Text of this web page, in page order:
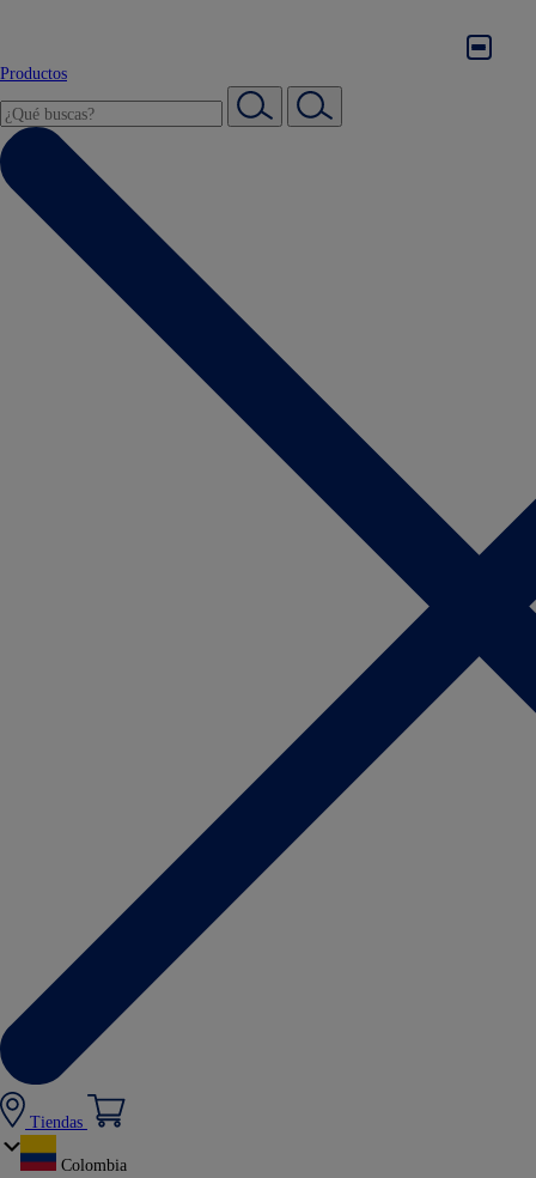
Productos
Tiendas
Colombia